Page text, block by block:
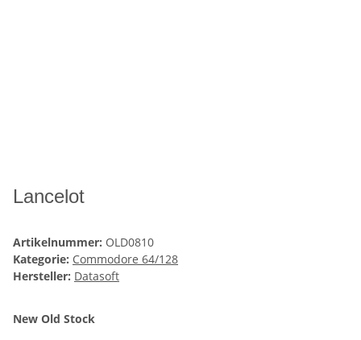
Lancelot
Artikelnummer: OLD0810
Kategorie: Commodore 64/128
Hersteller: Datasoft
New Old Stock